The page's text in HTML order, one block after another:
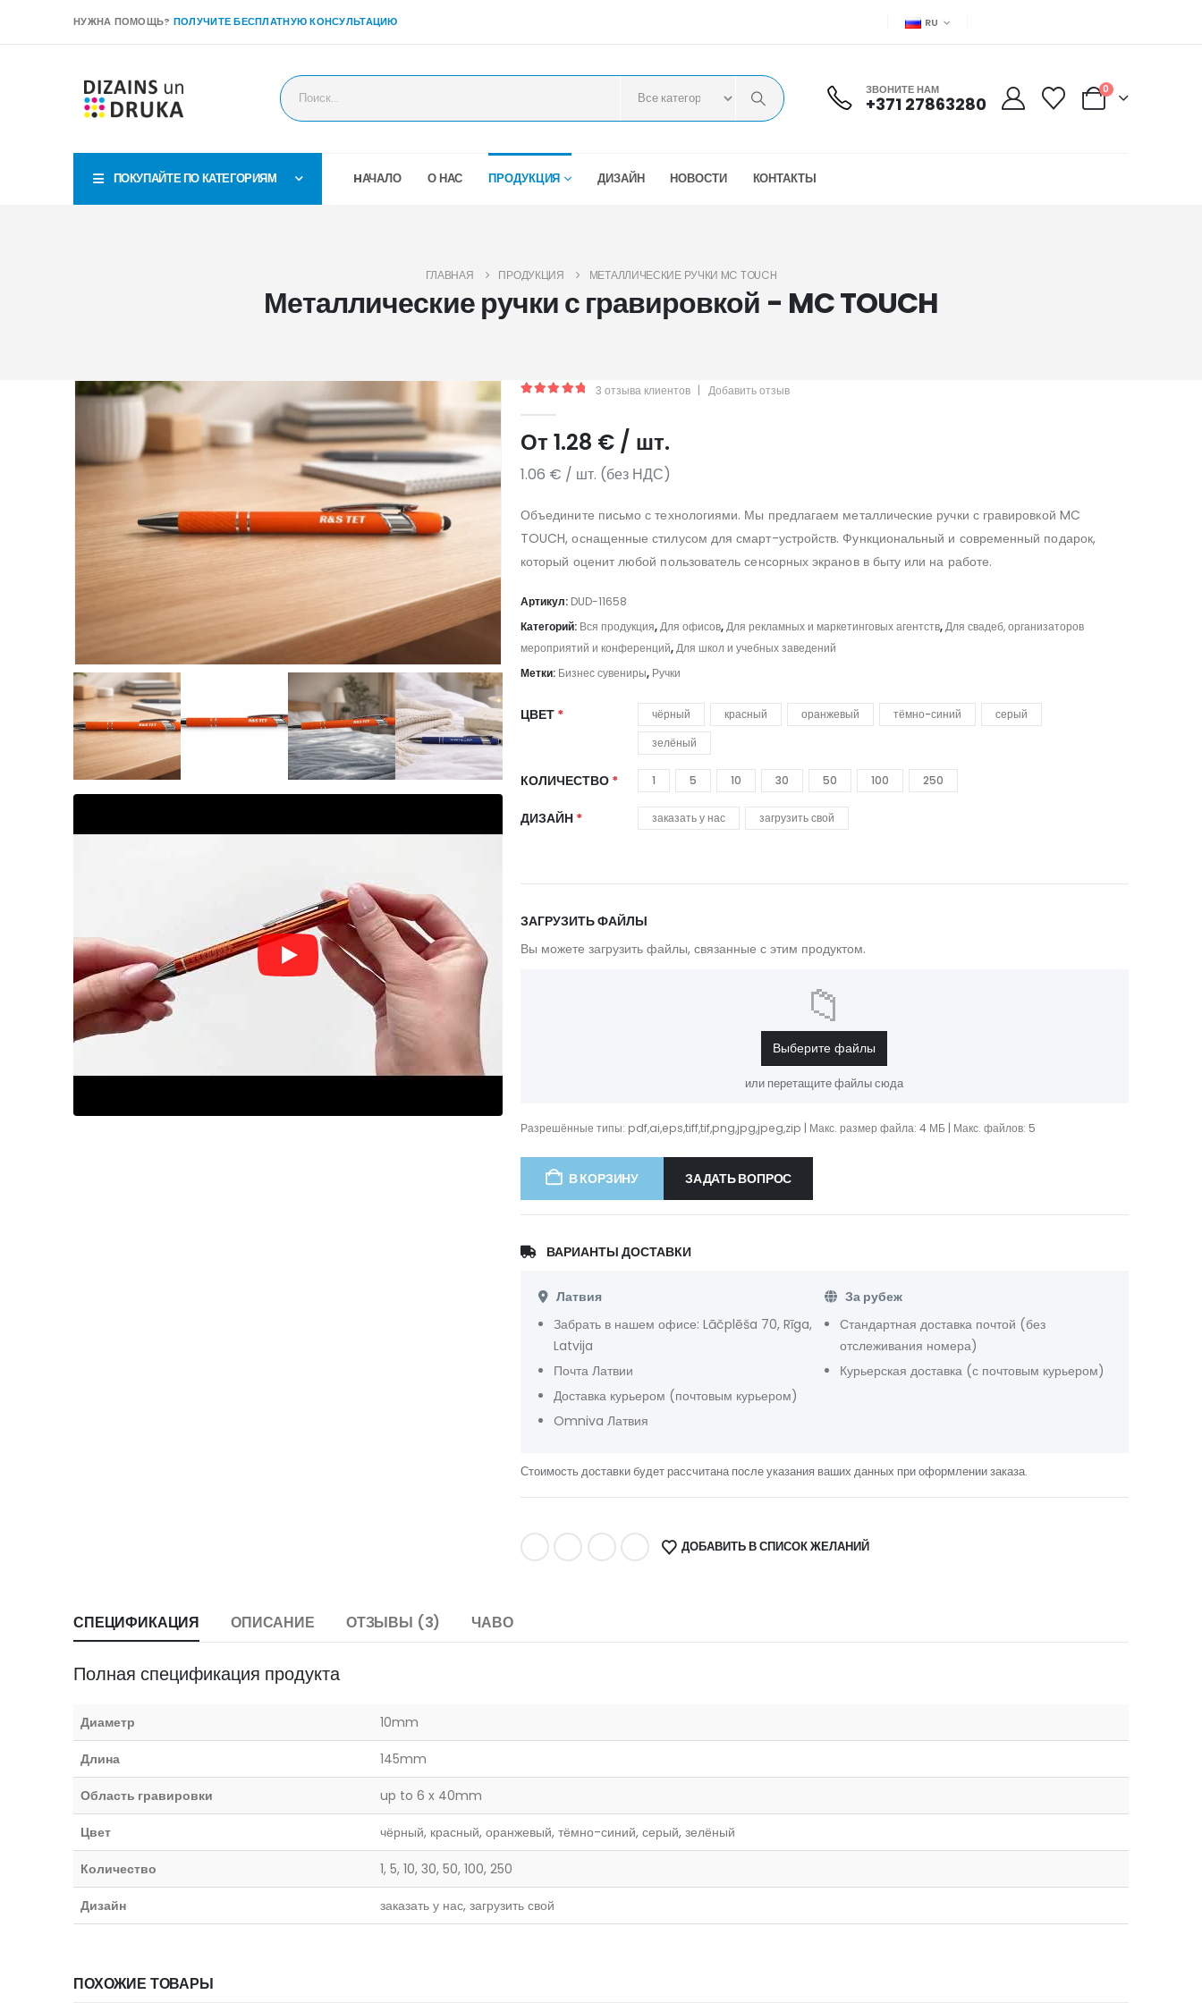
НУЖНА ПОМОЩЬ? ПОЛУЧИТЕ БЕСПЛАТНУЮ КОНСУЛЬТАЦИЮ RU
ЗВОНИТЕ НАМ
+371 27863280
0
ПОКУПАЙТЕ ПО КАТЕГОРИЯМ HАЧАЛО О НАС ПРОДУКЦИЯ ДИЗАЙН НОВОСТИ КОНТАКТЫ
ГЛАВНАЯ ПРОДУКЦИЯ МЕТАЛЛИЧЕСКИЕ РУЧКИ MC TOUCH
Металлические ручки с гравировкой - MC TOUCH
3 отзыва клиентов | Добавить отзыв
От 1.28 € / шт.
1.06 € / шт. (без НДС)
Объедините письмо с технологиями. Мы предлагаем металлические ручки с гравировкой MC
TOUCH, оснащенные стилусом для смарт-устройств. Функциональный и современный подарок,
который оценит любой пользователь сенсорных экранов в быту или на работе.
Артикул: DUD-11658
Категорий: Вся продукция,Для офисов,Для рекламных и маркетинговых агентств,Для свадеб, организаторов
мероприятий и конференций,Для школ и учебных заведений
Метки: Бизнес сувениры, Ручки
ЦВЕТ чёрный красный оранжевый тёмно-синий
серый
зелёный
КОЛИЧЕСТВО 1 5 10 30 50 100 250
ДИЗАЙН заказать у нас загрузить свой
ЗАГРУЗИТЬ ФАЙЛЫ
Вы можете загрузить файлы, связанные с этим продуктом.
📁
Выберите файлы
или перетащите файлы сюда
Разрешённые типы: pdf,ai,eps,tiff,tif,png,jpg,jpeg,zip | Макс. размер файла: 4 МБ | Макс. файлов: 5
В КОРЗИНУ ЗАДАТЬ ВОПРОС
ВАРИАНТЫ ДОСТАВКИ
Латвия
Забрать в нашем офисе: Lāčplēša 70, Rīga,
Latvija
Почта Латвии
Доставка курьером (почтовым курьером)
Omniva Латвия
За рубеж
Стандартная доставка почтой (без
отслеживания номера)
Курьерская доставка (с почтовым курьером)
Стоимость доставки будет рассчитана после указания ваших данных при оформлении заказа.
ДОБАВИТЬ В СПИСОК ЖЕЛАНИЙ
СПЕЦИФИКАЦИЯ ОПИСАНИЕ ОТЗЫВЫ (3) ЧАВО
Полная спецификация продукта
Диаметр 10mm
Длина 145mm
Область гравировки up to 6 x 40mm
Цвет чёрный, красный, оранжевый, тёмно-синий, серый, зелёный
Количество 1, 5, 10, 30, 50, 100, 250
Дизайн заказать у нас, загрузить свой
ПОХОЖИЕ ТОВАРЫ